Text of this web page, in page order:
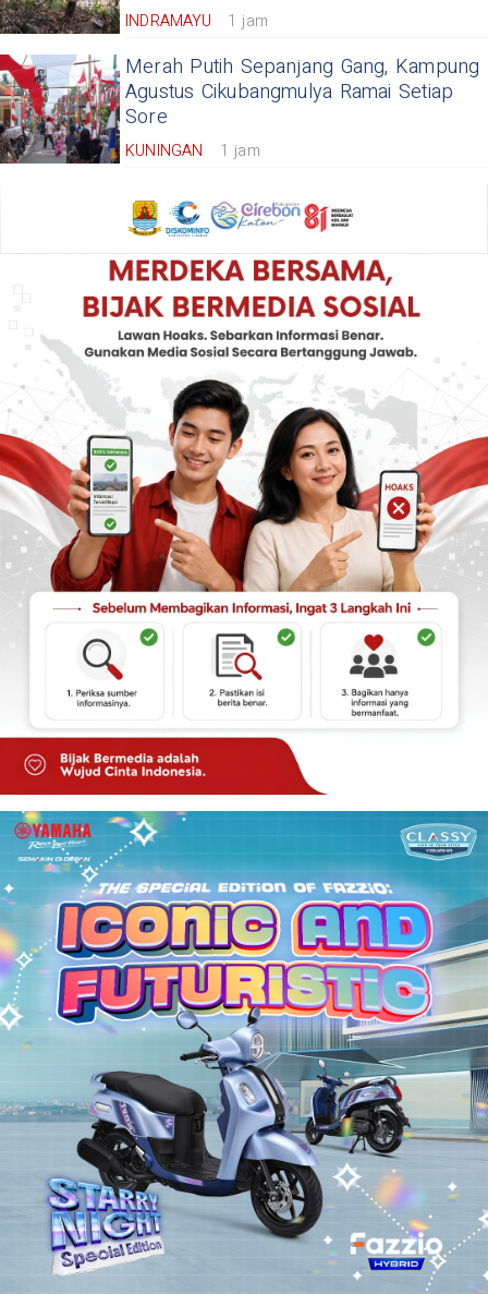
INDRAMAYU 1 jam
Merah Putih Sepanjang Gang, Kampung
Agustus Cikubangmulya Ramai Setiap
Sore
KUNINGAN 1 jam